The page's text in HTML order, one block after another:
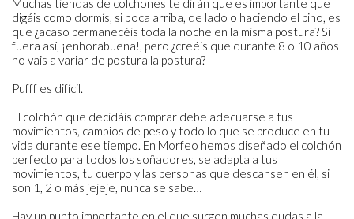
Muchas tiendas de colchones te dirán que es importante que
digáis como dormís, si boca arriba, de lado o haciendo el pino, es
que ¿acaso permanecéis toda la noche en la misma postura? Si
fuera así, ¡enhorabuena!, pero ¿creéis que durante 8 o 10 años
no vais a variar de postura la postura?
Pufff es difícil.
El colchón que decidáis comprar debe adecuarse a tus
movimientos, cambios de peso y todo lo que se produce en tu
vida durante ese tiempo. En Morfeo hemos diseñado el colchón
perfecto para todos los soñadores, se adapta a tus
movimientos, tu cuerpo y las personas que descansen en él, si
son 1, 2 o más jejeje, nunca se sabe…
Hay un punto importante en el que surgen muchas dudas a la